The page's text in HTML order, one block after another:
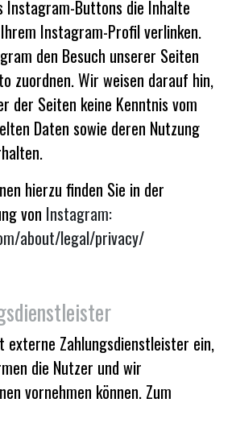
Instagram-Buttons die Inhalte
Instagram-Profil verlinken.
den Besuch unserer Seiten
zuordnen. Wir weisen darauf hin,
der Seiten keine Kenntnis vom
Daten sowie deren Nutzung
hierzu finden Sie in der
von Instagram:
about/legal/privacy/
externe Zahlungsdienstleister ein,
die Nutzer und wir
vornehmen können. Zum